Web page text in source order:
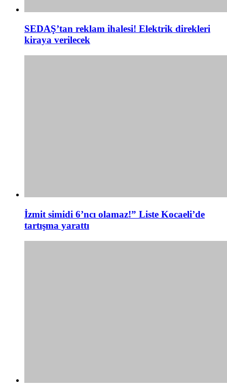
SEDAŞ’tan reklam ihalesi! Elektrik direkleri
kiraya verilecek
İzmit simidi 6’ncı olamaz!” Liste Kocaeli’de
tartışma yarattı